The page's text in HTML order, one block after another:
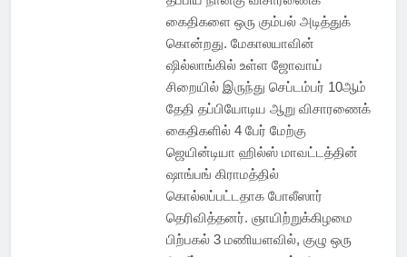
கைதிகளை ஒரு கும்பல் அடித்துக்
கொன்றது. மேகாலயாவின்
ஷில்லாங்கில் உள்ள ஜோவாய்
சிறையில் இருந்து செப்டம்பர் 10ஆம்
தேதி தப்பியோடிய ஆறு விசாரணைக்
கைதிகளில் 4 பேர் மேற்கு
ஜெயின்டியா ஹில்ஸ் மாவட்டத்தின்
ஷாங்பங் கிராமத்தில்
கொல்லப்பட்டதாக போலீஸார்
தெரிவித்தனர். ஞாயிற்றுக்கிழமை
பிற்பகல் 3 மணியளவில், குழு ஒரு